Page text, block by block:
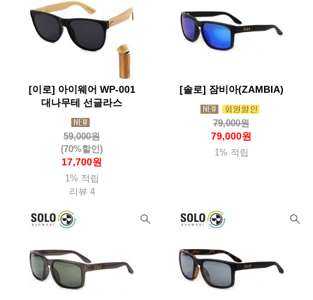
[이로] 아이웨어 WP-001
대나무테 선글라스
59,000원
(70%할인)
17,700원
1% 적립
리뷰 4
[솔로] 잠비아(ZAMBIA)
79,000원
79,000원
1% 적립